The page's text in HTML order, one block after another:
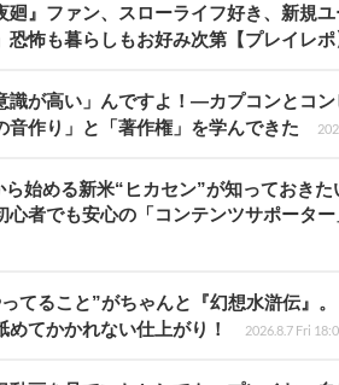
廻』ファン、スローライフ好き、新規
怖も暮らしもお好み次第【プレイレポ
識が高い」んですよ！―カプコンとコ
音作り」と「著作権」を学んできた
ら始める新米“ヒカセン”が知っておき
心者でも安心の「コンテンツサポーター
てること”がちゃんと『幻想水滸伝』
めてかかれない仕上がり！
2026.8.7 Fri